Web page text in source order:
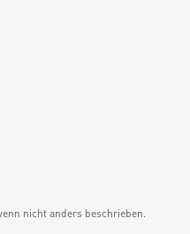
nicht anders beschrieben.